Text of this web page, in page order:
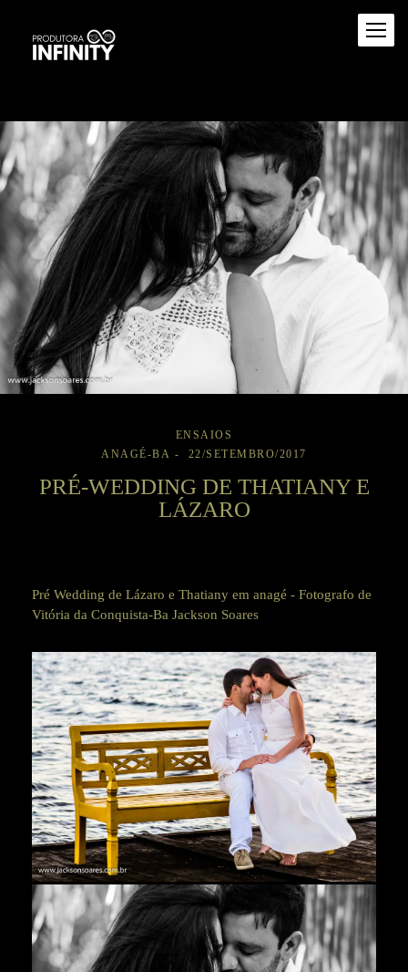
ENSAIOS
ANAGÉ-BA
22/SETEMBRO/2017
PRÉ-WEDDING DE THATIANY E
LÁZARO
Pré Wedding de Lázaro e Thatiany em anagé - Fotografo de
Vitória da Conquista-Ba Jackson Soares